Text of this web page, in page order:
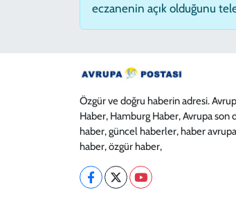
eczanenin açık olduğunu
Özgür ve doğru haberin adresi.
Haber, Hamburg Haber, Avrupa son
haber, güncel haberler, haber
haber, özgür haber,